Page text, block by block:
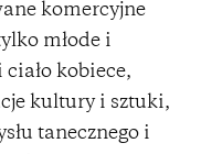
komercyjne
młode i
ciało kobiece,
kultury i sztuki,
tanecznego i